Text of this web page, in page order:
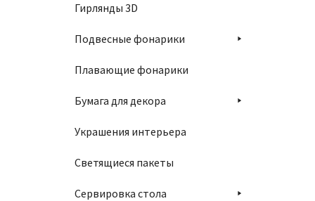
Гирлянды 3D
Подвесные фонарики
Плавающие фонарики
Бумага для декора
Украшения интерьера
Светящиеся пакеты
Сервировка стола